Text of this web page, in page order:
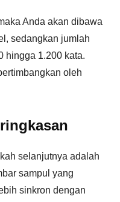
Anda akan dibawa
sedangkan jumlah
hingga 1.200 kata.
oleh
selanjutnya adalah
sampul yang
sinkron dengan